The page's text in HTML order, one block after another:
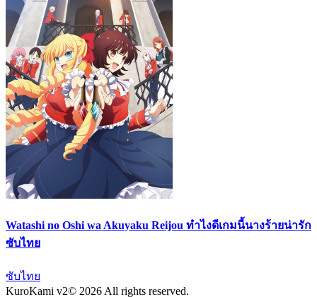
Watashi no Oshi wa Akuyaku Reijou ทำไงดีเกมนี้นางร้ายน่ารัก
ซับไทย
ซับไทย
KuroKami v2© 2026 All rights reserved.